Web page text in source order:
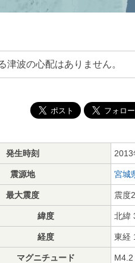
津波の心配はありません。
発生時刻
震源地 宮城
最大震度 震度2
緯度 北緯
経度 東経
マグニチュード M4.2